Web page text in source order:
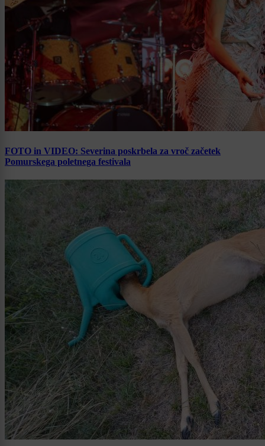
FOTO in VIDEO: Severina poskrbela za vroč začetek
Pomurskega poletnega festivala